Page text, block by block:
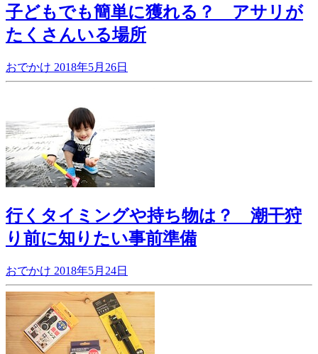
子どもでも簡単に獲れる？ アサリが
たくさんいる場所
おでかけ 2018年5月26日
行くタイミングや持ち物は？ 潮干狩
り前に知りたい事前準備
おでかけ 2018年5月24日